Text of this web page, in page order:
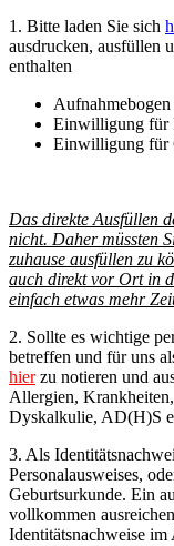
1. Bitte laden Sie sich
ausdrucken, ausfüllen
enthalten
Einwilligung für
Einwilligung für
Das direkte Ausfüllen
nicht. Daher müssten
zuhause ausfüllen zu
auch direkt vor Ort in
einfach etwas mehr
2. Sollte es wichtige
betreffen und für uns
hierzu notieren und
Allergien,
Dyskalkulie, AD(H)S
3. Als
Personalausweises,
Geburtsurkunde. Ein
vollkommen
Identitätsnachweise im